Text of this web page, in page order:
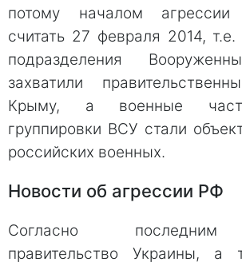
потому началом
считать 27 февраля 2014,
подразделения
захватили
Крыму, а военные
группировки ВСУ стали
российских военных.
Новости об агрессии РФ
Согласно последним
правительство Украины, а